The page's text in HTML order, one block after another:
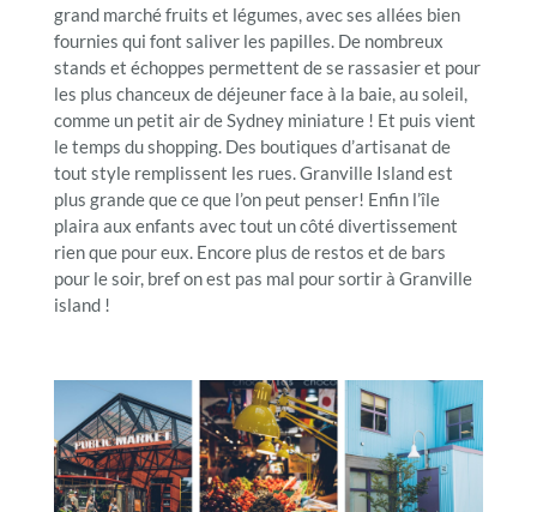
grand marché fruits et légumes, avec ses allées bien
fournies qui font saliver les papilles. De nombreux
stands et échoppes permettent de se rassasier et pour
les plus chanceux de déjeuner face à la baie, au soleil,
comme un petit air de Sydney miniature ! Et puis vient
le temps du shopping. Des boutiques d’artisanat de
tout style remplissent les rues. Granville Island est
plus grande que ce que l’on peut penser! Enfin l’île
plaira aux enfants avec tout un côté divertissement
rien que pour eux. Encore plus de restos et de bars
pour le soir, bref on est pas mal pour sortir à Granville
island !